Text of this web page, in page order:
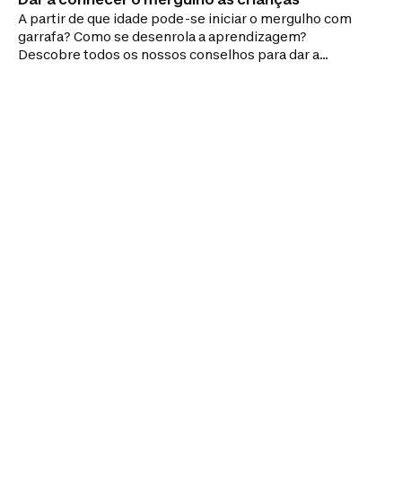
A partir de que idade pode-se iniciar o mergulho com
garrafa? Como se desenrola a aprendizagem?
Descobre todos os nossos conselhos para dar a